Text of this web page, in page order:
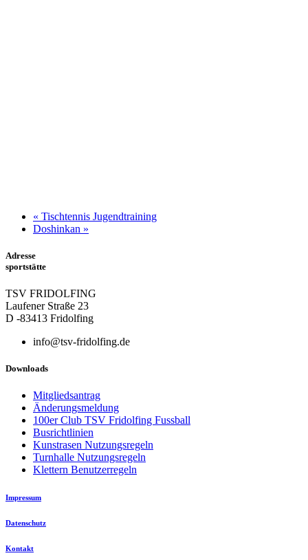
« Tischtennis Jugendtraining
Doshinkan »
Adresse
sportstätte
TSV FRIDOLFING
Laufener Straße 23
D -83413 Fridolfing
info@tsv-fridolfing.de
Downloads
Mitgliedsantrag
Änderungsmeldung
100er Club TSV Fridolfing Fussball
Busrichtlinien
Kunstrasen Nutzungsregeln
Turnhalle Nutzungsregeln
Klettern Benutzerregeln
Impressum
Datenschutz
Kontakt